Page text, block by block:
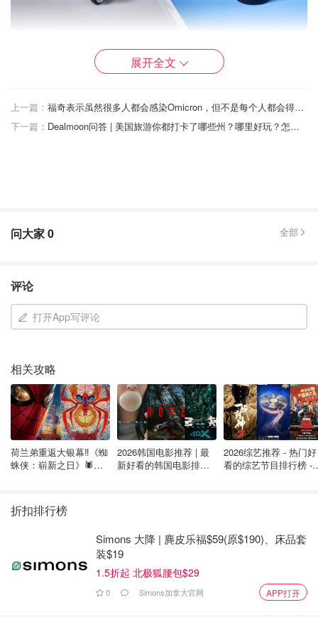
tomatoapple 查看原帖
我们对Peter Thomas Roth这个牌子应该很熟悉了，他们品牌
理念简单，不走寻常路，用最有效的方式达到最佳效果，用
最先进的成分和品质让用户在使用产品之后赞不绝口，从而
展开全文
上一篇：
福奇表示虽然很多人都会感染Omicron，但不是每个人都会得严重的疾病
下一篇：
Dealmoon问答 | 美国旅游你都打卡了哪些州？哪里好玩？怎么玩？
问大家0 全部
评论
打开App写评论
相关攻略
荷兰弟重返大银幕‼️《蜘
蛛侠：崭新之日》🕷️北
2026韩国电影推荐 | 最
新好看的韩国电影排行
2026综艺推荐 - 热门好
看的综艺节目排行榜 -
折扣排行榜
Simons 大降 | 麂皮乐福$59(原$190)、床品套
装$19
1.5折起 北极狐腰包$29
0 Simons加拿大官网 APP打开